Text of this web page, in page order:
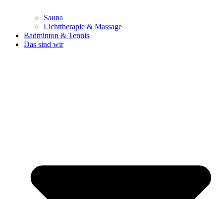
Sauna
Lichttherapie & Massage
Badminton & Tennis
Das sind wir